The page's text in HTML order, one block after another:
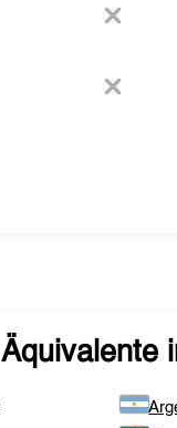
Äquivalente